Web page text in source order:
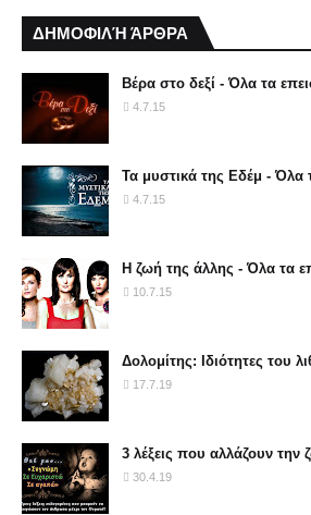
ΔΗΜΟΦΙΛΉ ΆΡΘΡΑ
Βέρα στο δεξί - Όλα τα
4.7.15
Τα μυστικά της Εδέμ - Όλα
4.7.15
Η ζωή της άλλης - Όλα τα
10.7.15
Δολομίτης: Ιδιότητες του
17.7.19
3 λέξεις που αλλάζουν την
30.4.19